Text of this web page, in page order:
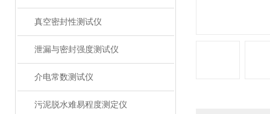
真空密封性测试仪
泄漏与密封强度测试仪
介电常数测试仪
污泥脱水难易程度测定仪